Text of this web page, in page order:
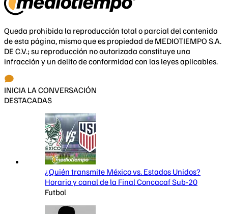
Queda prohibida la reproducción total o parcial del contenido
de esta página, mismo que es propiedad de MEDIOTIEMPO S.A.
DE C.V.; su reproducción no autorizada constituye una
infracción y un delito de conformidad con las leyes aplicables.
INICIA LA CONVERSACIÓN
DESTACADAS
¿Quién transmite México vs. Estados Unidos?
Horario y canal de la Final Concacaf Sub-20
Futbol